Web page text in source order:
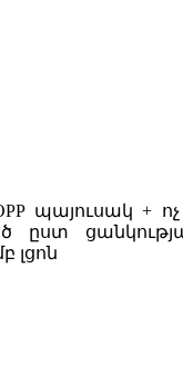
պայուսակ +
ըստ
լցոն